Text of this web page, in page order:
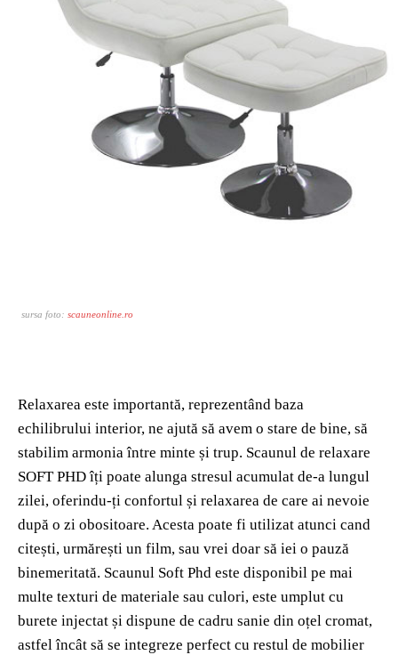
sursa foto: scauneonline.ro
Relaxarea este importantă, reprezentând baza
echilibrului interior, ne ajută să avem o stare de bine, să
stabilim armonia între minte și trup. Scaunul de relaxare
SOFT PHD îți poate alunga stresul acumulat de-a lungul
zilei, oferindu-ți confortul și relaxarea de care ai nevoie
după o zi obositoare. Acesta poate fi utilizat atunci cand
citești, urmărești un film, sau vrei doar să iei o pauză
binemeritată. Scaunul Soft Phd este disponibil pe mai
multe texturi de materiale sau culori, este umplut cu
burete injectat și dispune de cadru sanie din oțel cromat,
astfel încât să se integreze perfect cu restul de mobilier